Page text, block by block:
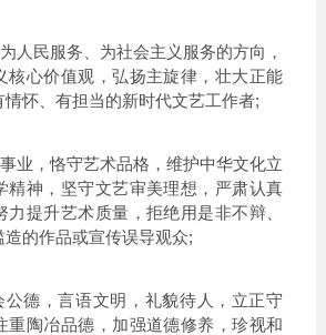
民服务、为社会主义服务的方向，
核心价值观，弘扬主旋律，壮大正能
怀、有担当的新时代文艺工作者;
，恪守艺术品格，维护中华文化立
精神，坚守文艺审美理想，严肃认真
力提升艺术质量，拒绝用是非不辩、
的作品或宣传误导观众;
，言语文明，礼貌待人，立正守
重陶冶品德，加强道德修养，珍视和